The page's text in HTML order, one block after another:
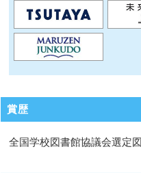
賞歴
全国学校図書館協議会選定